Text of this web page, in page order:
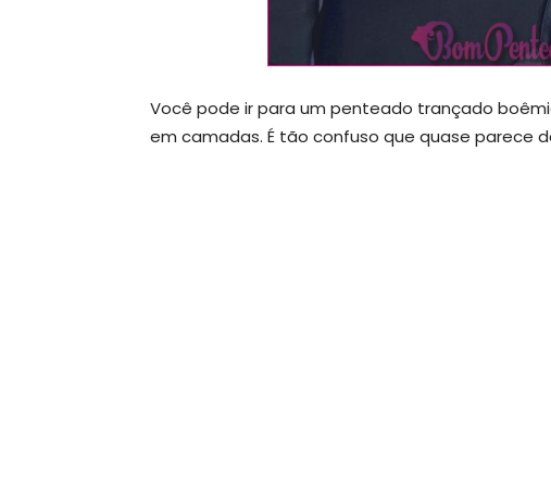
Você pode ir para um penteado trançado
em camadas. É tão confuso que quase parece